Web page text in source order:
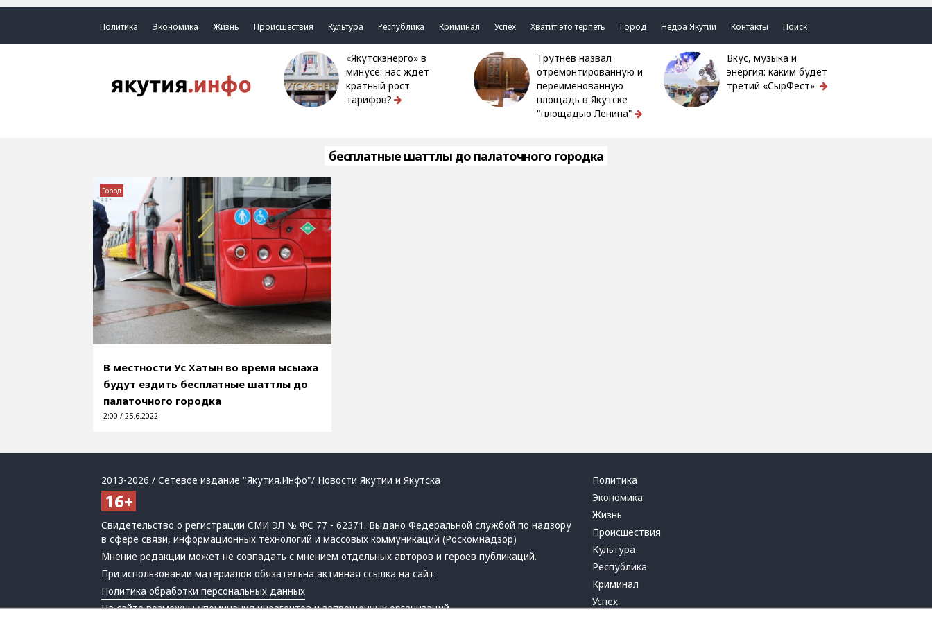
Политика Экономика Жизнь Происшествия Культура Республика Криминал Успех Хватит это терпеть Город Недра Якутии Контакты Поиск
«Якутскэнерго» в
минусе: нас ждёт
кратный рост
тарифов?
Трутнев назвал
отремонтированную и
переименованную
площадь в Якутске
"площадью Ленина"
Вкус, музыка и
энергия: каким будет
третий «СырФест»
бесплатные шаттлы до палаточного городка
В местности Ус Хатын во время ысыаха
будут ездить бесплатные шаттлы до
палаточного городка
2:00 / 25.6.2022
Город
2013-2026 / Сетевое издание "Якутия.Инфо"/ Новости Якутии и Якутска
Свидетельство о регистрации СМИ ЭЛ № ФС 77 - 62371. Выдано Федеральной службой по надзору
в сфере связи, информационных технологий и массовых коммуникаций (Роскомнадзор)
Мнение редакции может не совпадать с мнением отдельных авторов и героев публикаций.
При использовании материалов обязательна активная ссылка на сайт.
Политика обработки персональных данных
На сайте возможны упоминанияиноагентовизапрещенных организаций
Политика
Экономика
Жизнь
Происшествия
Культура
Республика
Криминал
Успех